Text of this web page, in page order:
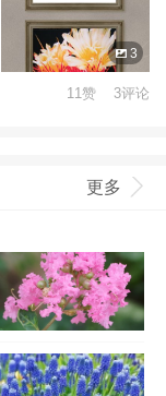
3
11赞 3评论
更多